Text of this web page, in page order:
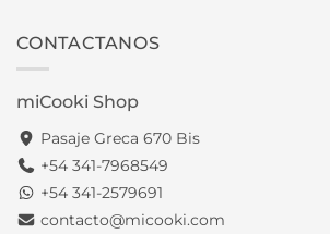
CONTACTANOS
miCooki Shop
Pasaje Greca 670 Bis
+54 341-7968549
+54 341-2579691
contacto@micooki.com